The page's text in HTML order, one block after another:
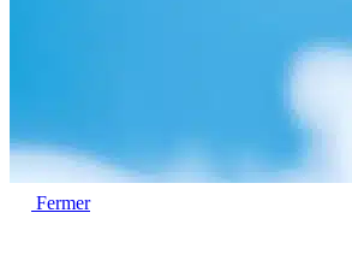
Fermer